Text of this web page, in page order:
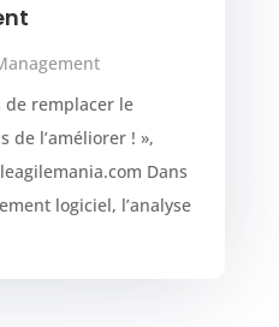
de remplacer le
de l’améliorer ! »,
Dans
logiciel, l’analyse